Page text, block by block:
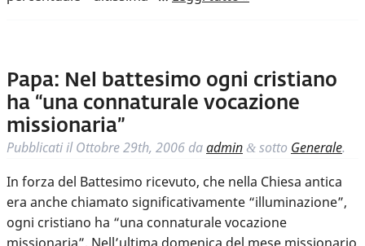
Papa: Nel battesimo ogni cristiano
ha “una connaturale vocazione
missionaria”
Pubblicati ilOttobre 29th, 2006 daadmin & sotto Generale.
In forza del Battesimo ricevuto, che nella Chiesa antica
era anche chiamato significativamente “illuminazione”,
ogni cristiano ha “una connaturale vocazione